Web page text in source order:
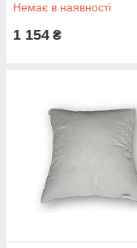
Немає в наявності
1 154 ₴